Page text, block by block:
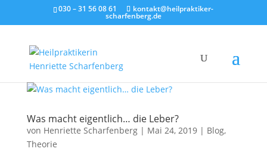
030 – 31 56 08 61 kontakt@heilpraktiker-
scharfenberg.de
Was macht eigentlich… die Leber?
von Henriette Scharfenberg| Mai 24, 2019| Blog,
Theorie